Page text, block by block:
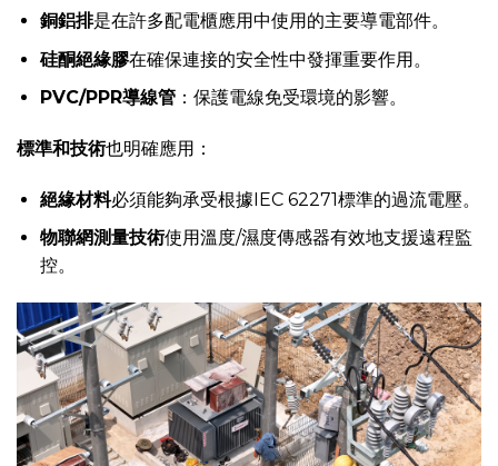
銅鋁排是在許多配電櫃應用中使用的主要導電部件。
硅酮絕緣膠在確保連接的安全性中發揮重要作用。
PVC/PPR導線管：保護電線免受環境的影響。
標準和技術也明確應用：
絕緣材料必須能夠承受根據IEC 62271標準的過流電壓。
物聯網測量技術使用溫度/濕度傳感器有效地支援遠程監
控。